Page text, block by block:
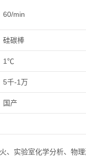
60/min
硅碳棒
1℃
5千-1万
国产
、实验室化学分析、物